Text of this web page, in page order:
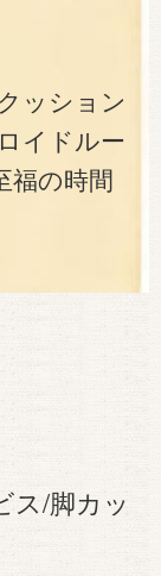
ッション
イドルー
福の時間
ス/脚カッ